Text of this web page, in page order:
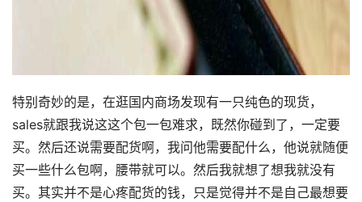
特别奇妙的是，在逛国内商场发现有一只纯色的现货，
sales就跟我说这这个包一包难求，既然你碰到了，一定要
买。然后还说需要配货啊，我问他需要配什么，他说就随便
买一些什么包啊，腰带就可以。然后我就想了想我就没有
买。其实并不是心疼配货的钱，只是觉得并不是自己最想要